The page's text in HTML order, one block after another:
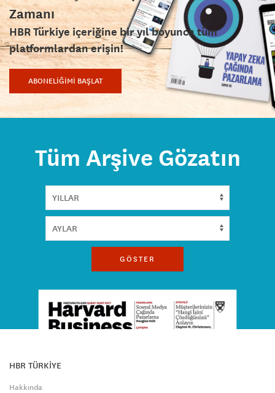
Zamanı
HBR Türkiye içeriğine bir yıl boyunca tüm
platformlardan erişin!
ABONELİĞİMİ BAŞLAT
Tüm Arşive Gözatın
GÖSTER
HBR TÜRKİYE
Hakkında